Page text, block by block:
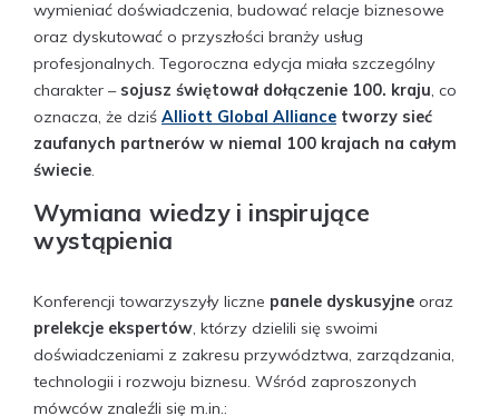
wymieniać doświadczenia, budować relacje biznesowe
oraz dyskutować o przyszłości branży usług
profesjonalnych. Tegoroczna edycja miała szczególny
charakter – sojusz świętował dołączenie 100. kraju, co
oznacza, że dziś Alliott Global Alliance tworzy sieć
zaufanych partnerów w niemal 100 krajach na całym
świecie.
Wymiana wiedzy i inspirujące
wystąpienia
Konferencji towarzyszyły liczne panele dyskusyjne oraz
prelekcje ekspertów, którzy dzielili się swoimi
doświadczeniami z zakresu przywództwa, zarządzania,
technologii i rozwoju biznesu. Wśród zaproszonych
mówców znaleźli się m.in.: